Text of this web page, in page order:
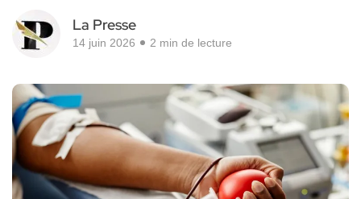
La Presse
14 juin 2026 2 min de lecture